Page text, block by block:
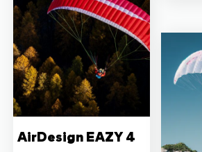
AirDesign EAZY 4